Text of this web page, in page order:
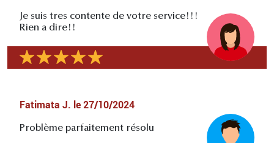
Je suis tres contente de votre service!!!
Rien a dire!!
Fatimata J. le 27/10/2024
Problème parfaitement résolu